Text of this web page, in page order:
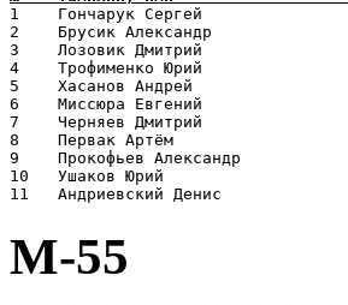
1    Гончарук Сергей
2    Брусик Александр
3    Лозовик Дмитрий
4    Трофименко Юрий
5    Хасанов Андрей
6    Миссюра Евгений
7    Черняев Дмитрий
8    Первак Артём
9    Прокофьев Александр
10   Ушаков Юрий
М-55